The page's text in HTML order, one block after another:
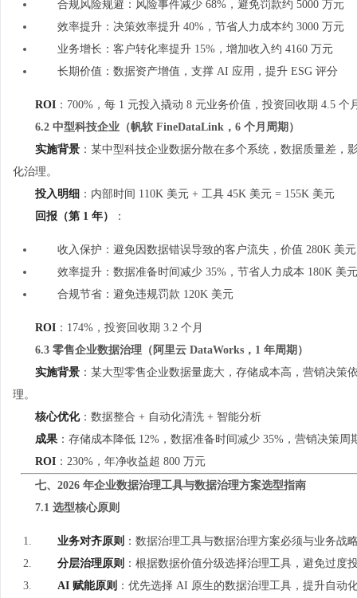
合规风险规避：风险事件减少 68%，避免罚款约 5000 万元
效率提升：决策效率提升 40%，节省人力成本约 3000 万元
业务增长：客户转化率提升 15%，增加收入约 4160 万元
长期价值：数据资产增值，支撑 AI 应用，提升 ESG 评分
ROI ：700%，每 1 元投入撬动 8 元业务价值，投资回收期 4.5 个
6.2 中型科技企业（帆软 FineDataLink，6 个月周期）
实施背景 ：某中型科技企业数据分散在多个系统，数据质量差，
化治理。
投入明细 ：内部时间 110K 美元 + 工具 45K 美元 = 155K 美元
回报（第 1 年）
：
收入保护：避免因数据错误导致的客户流失，价值 280K 美元
效率提升：数据准备时间减少 35%，节省人力成本 180K 美元
合规节省：避免违规罚款 120K 美元
ROI ：174%，投资回收期 3.2 个月
6.3 零售企业数据治理（阿里云 DataWorks，1 年周期）
实施背景 ：某大型零售企业数据量庞大，存储成本高，营销决策
理。
核心优化：数据整合 + 自动化清洗 + 智能分析
成果 ：存储成本降低 12%，数据准备时间减少 35%，营销决策
ROI ：230%，年净收益超 800 万元
七、2026 年企业数据治理工具与数据治理方案选型指南
7.1 选型核心原则
业务对齐原则 ：数据治理工具与数据治理方案必须与业务战
分层治理原则 ：根据数据价值分级选择治理工具，避免过度
AI 赋能原则 ：优先选择 AI 原生的数据治理工具，提升自动